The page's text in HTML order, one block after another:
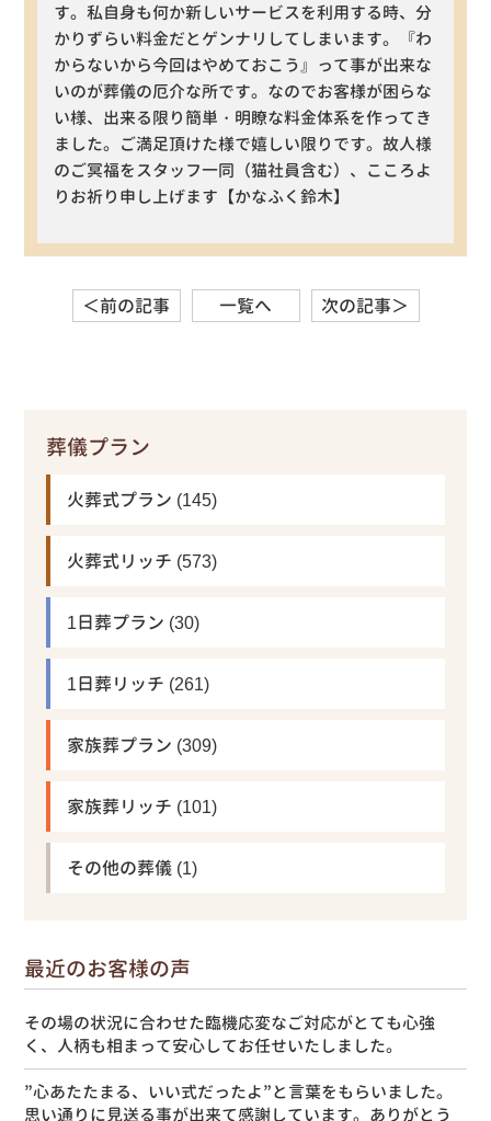
す。私自身も何か新しいサービスを利用する時、分
かりずらい料金だとゲンナリしてしまいます。『わ
からないから今回はやめておこう』って事が出来な
いのが葬儀の厄介な所です。なのでお客様が困らな
い様、出来る限り簡単・明瞭な料金体系を作ってき
ました。ご満足頂けた様で嬉しい限りです。故人様
のご冥福をスタッフ一同（猫社員含む）、こころよ
りお祈り申し上げます【かなふく鈴木】
＜前の記事 一覧へ 次の記事＞
葬儀プラン
火葬式プラン (145)
火葬式リッチ (573)
1日葬プラン (30)
1日葬リッチ (261)
家族葬プラン (309)
家族葬リッチ (101)
その他の葬儀 (1)
最近のお客様の声
その場の状況に合わせた臨機応変なご対応がとても心強
く、人柄も相まって安心してお任せいたしました。
”心あたたまる、いい式だったよ”と言葉をもらいました。
思い通りに見送る事が出来て感謝しています。ありがとう